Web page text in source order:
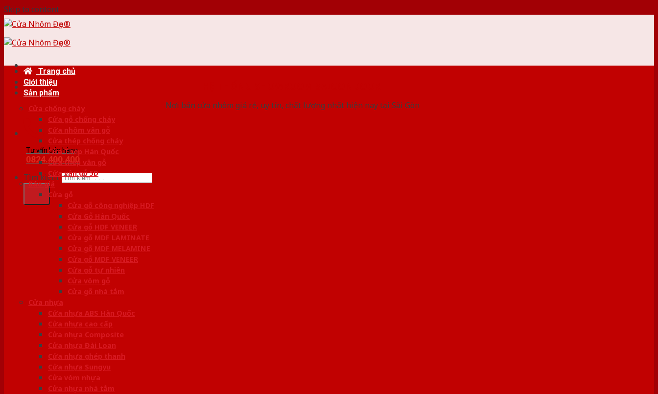
Skip to content
Nơi bán cửa nhôm giá rẻ, uy tín, chất lượng nhất hiện nay tại Sài Gòn
Tư vấn bán hàng
0824.400.400
Tìm kiếm:
Trang chủ
Giới thiệu
Sản phẩm
Cửa chống cháy
Cửa gỗ chống cháy
Cửa nhôm vân gỗ
Cửa thép chống cháy
Cửa Thép Hàn Quốc
Cửa thép vân gỗ
Cửa vân gỗ 5D
Báo giá
Cửa gỗ
Cửa gỗ công nghiệp HDF
Cửa Gỗ Hàn Quốc
Cửa gỗ HDF VENEER
Cửa gỗ MDF LAMINATE
Cửa gỗ MDF MELAMINE
Cửa gỗ MDF VENEER
Cửa gỗ tự nhiên
Cửa vòm gỗ
Cửa gỗ nhà tắm
Cửa nhựa
Cửa nhựa ABS Hàn Quốc
Cửa nhựa cao cấp
Cửa nhựa Composite
Cửa nhựa Đài Loan
Cửa nhựa ghép thanh
Cửa nhựa Sungyu
Cửa vòm nhựa
Cửa nhựa nhà tắm